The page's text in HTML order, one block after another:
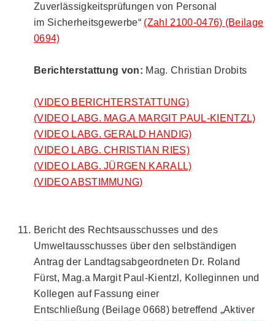
Zuverlässigkeitsprüfungen von Personal
im Sicherheitsgewerbe“ (Zahl 2100-0476) (Beilage
0694)
Berichterstattung von: Mag. Christian Drobits
(VIDEO BERICHTERSTATTUNG)
(VIDEO LABG. MAG.A MARGIT PAUL-KIENTZL)
(VIDEO LABG. GERALD HANDIG)
(VIDEO LABG. CHRISTIAN RIES)
(VIDEO LABG. JÜRGEN KARALL)
(VIDEO ABSTIMMUNG)
Bericht des Rechtsausschusses und des
Umweltausschusses über den selbständigen
Antrag der Landtagsabgeordneten Dr. Roland
Fürst, Mag.a Margit Paul-Kientzl, Kolleginnen und
Kollegen auf Fassung einer
Entschließung (Beilage 0668) betreffend „Aktiver